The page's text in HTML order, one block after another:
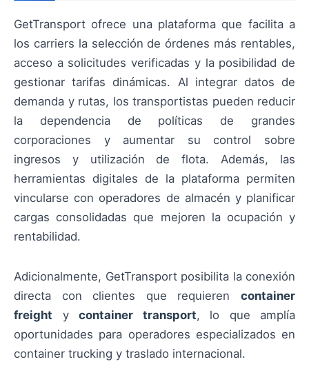
GetTransport ofrece una plataforma que facilita a
los carriers la selección de órdenes más rentables,
acceso a solicitudes verificadas y la posibilidad de
gestionar tarifas dinámicas. Al integrar datos de
demanda y rutas, los transportistas pueden reducir
la dependencia de políticas de grandes
corporaciones y aumentar su control sobre
ingresos y utilización de flota. Además, las
herramientas digitales de la plataforma permiten
vincularse con operadores de almacén y planificar
cargas consolidadas que mejoren la ocupación y
rentabilidad.
Adicionalmente, GetTransport posibilita la conexión
directa con clientes que requieren container
freight y container transport, lo que amplía
oportunidades para operadores especializados en
container trucking y traslado internacional.